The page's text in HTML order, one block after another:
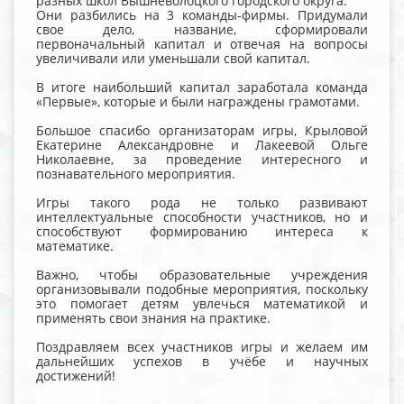
Они разбились на 3 команды-фирмы. Придумали
свое дело, название, сформировали
первоначальный капитал и отвечая на вопросы
увеличивали или уменьшали свой капитал.
В итоге наибольший капитал заработала команда
«Первые», которые и были награждены грамотами.
Большое спасибо организаторам игры, Крыловой
Екатерине Александровне и Лакеевой Ольге
Николаевне, за проведение интересного и
познавательного мероприятия.
Игры такого рода не только развивают
интеллектуальные способности участников, но и
способствуют формированию интереса к
математике.
Важно, чтобы образовательные учреждения
организовывали подобные мероприятия, поскольку
это помогает детям увлечься математикой и
применять свои знания на практике.
Поздравляем всех участников игры и желаем им
дальнейших успехов в учёбе и научных
достижений!